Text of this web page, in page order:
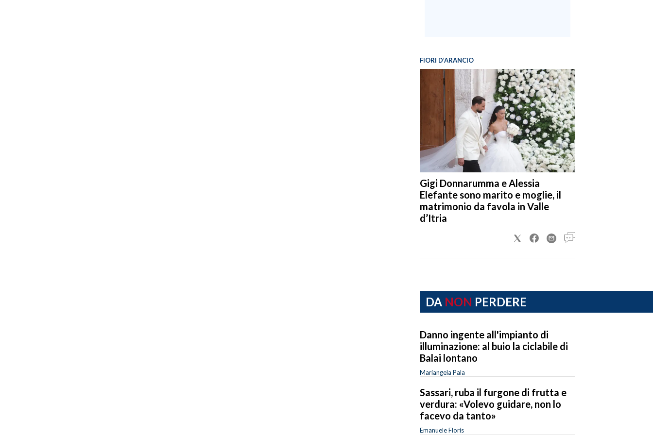
FIORI D’ARANCIO
Gigi Donnarumma e Alessia
Elefante sono marito e moglie, il
matrimonio da favola in Valle
d’Itria
DA NON PERDERE
Danno ingente all'impianto di
illuminazione: al buio la ciclabile di
Balai lontano
Mariangela Pala
Sassari, ruba il furgone di frutta e
verdura: «Volevo guidare, non lo
facevo da tanto»
Emanuele Floris